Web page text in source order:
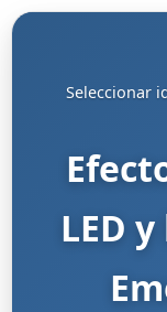
Seleccionar
LED